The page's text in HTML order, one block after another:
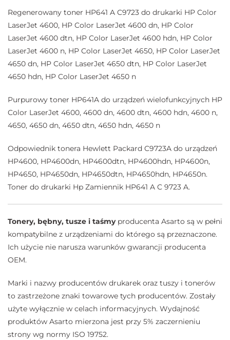
Regenerowany toner HP641 A C9723 do drukarki HP Color
LaserJet 4600, HP Color LaserJet 4600 dn, HP Color
LaserJet 4600 dtn, HP Color LaserJet 4600 hdn, HP Color
LaserJet 4600 n, HP Color LaserJet 4650, HP Color LaserJet
4650 dn, HP Color LaserJet 4650 dtn, HP Color LaserJet
4650 hdn, HP Color LaserJet 4650 n
Purpurowy toner HP641A do urządzeń wielofunkcyjnych HP
Color LaserJet 4600, 4600 dn, 4600 dtn, 4600 hdn, 4600 n,
4650, 4650 dn, 4650 dtn, 4650 hdn, 4650 n
Odpowiednik tonera Hewlett Packard C9723A do urządzeń
HP4600, HP4600dn, HP4600dtn, HP4600hdn, HP4600n,
HP4650, HP4650dn, HP4650dtn, HP4650hdn, HP4650n.
Toner do drukarki Hp Zamiennik HP641 A C 9723 A.
Tonery, bębny, tusze i taśmyproducenta Asarto są w pełni
kompatybilne z urządzeniami do którego są przeznaczone.
Ich użycie nie narusza warunków gwarancji producenta
OEM.
Marki i nazwy producentów drukarek oraz tuszy i tonerów
to zastrzeżone znaki towarowe tych producentów. Zostały
użyte wyłącznie w celach informacyjnych. Wydajność
produktów Asarto mierzona jest przy 5% zaczernieniu
strony wg normy ISO 19752.